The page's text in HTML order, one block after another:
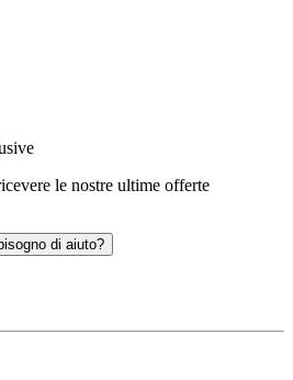
le nostre ultime offerte
di aiuto?